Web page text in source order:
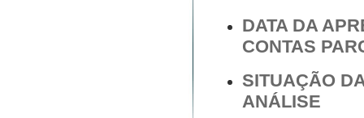
DATA DA
CONTAS
SITUAÇÃO
ANÁLISE